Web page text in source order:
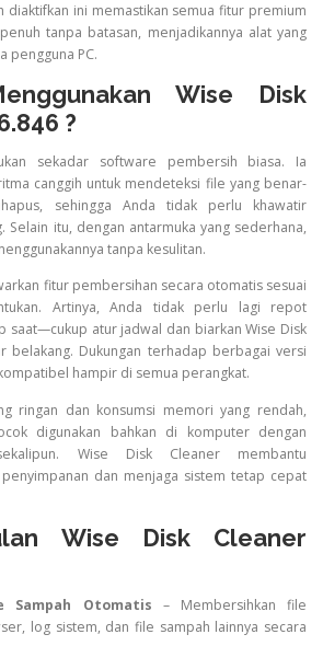
diaktifkan ini memastikan semua fitur premium
tanpa batasan, menjadikannya alat yang
pengguna PC.
Wise Disk
?
sekadar software pembersih biasa. Ia
canggih untuk mendeteksi file yang benar-
sehingga Anda tidak perlu khawatir
Selain itu, dengan antarmuka yang sederhana,
tanpa kesulitan.
fitur pembersihan secara otomatis sesuai
Artinya, Anda tidak perlu lagi repot
saat—cukup atur jadwal dan biarkan Wise Disk
belakang. Dukungan terhadap berbagai versi
hampir di semua perangkat.
ringan dan konsumsi memori yang rendah,
digunakan bahkan di komputer dengan
Wise Disk Cleaner membantu
dan menjaga sistem tetap cepat
Wise Disk Cleaner
Sampah Otomatis – Membersihkan file
log sistem, dan file sampah lainnya secara